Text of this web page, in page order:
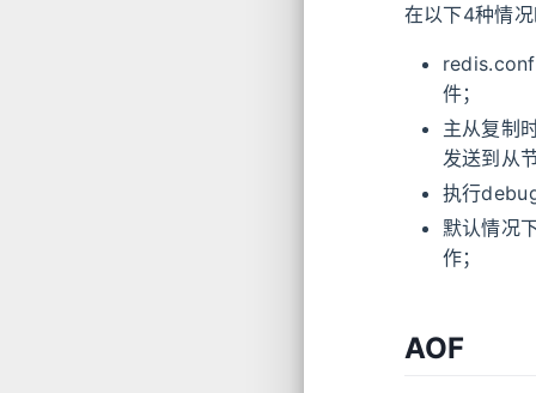
在以下4种情
件；
主从复制
发送到从
执行
默认情况
作；
AOF